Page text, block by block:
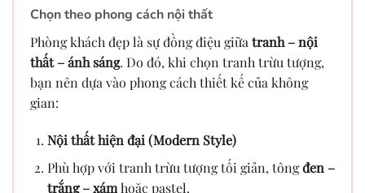
Chọn theo phong cách nội thất
Phòng khách đẹp là sự đồng điệu giữa tranh – nội
thất – ánh sáng. Do đó, khi chọn tranh trừu tượng,
bạn nên dựa vào phong cách thiết kế của không
gian:
Nội thất hiện đại (Modern Style)
Phù hợp với tranh trừu tượng tối giản, tôngđen –
trắng – xámhoặc pastel.